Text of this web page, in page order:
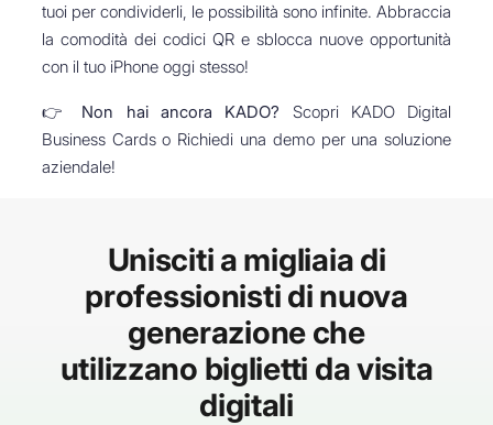
tuoi per condividerli, le possibilità sono infinite. Abbraccia
la comodità dei codici QR e sblocca nuove opportunità
con il tuo iPhone oggi stesso!
👉 Non hai ancora KADO? Scopri KADO Digital
Business Cards o Richiedi una demo per una soluzione
aziendale!
Unisciti a migliaia di
professionisti di nuova
generazione che
utilizzano biglietti da visita
digitali